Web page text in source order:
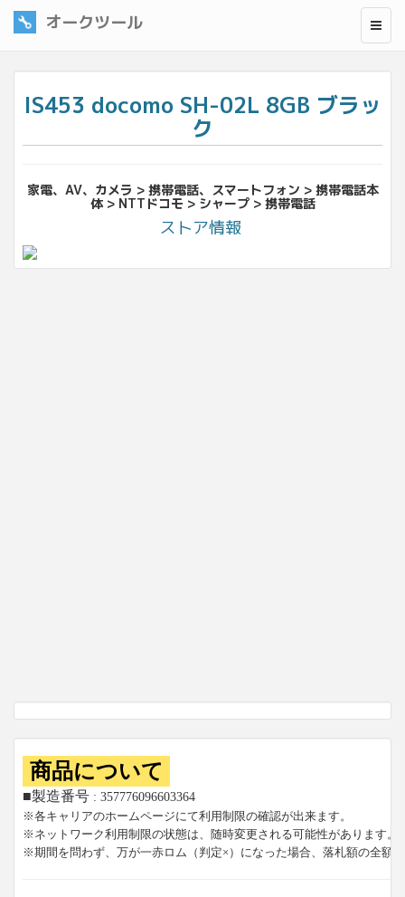
オークツール
IS453 docomo SH-02L 8GB ブラッ
ク
家電、AV、カメラ > 携帯電話、スマートフォン > 携帯電話本
体 > NTTドコモ > シャープ > 携帯電話
ストア情報
商品について
■製造番号 : 357776096603364
※各キャリアのホームページにて利用制限の確認が出来ます。
※ネットワーク利用制限の状態は、随時変更される可能性があります。
※期間を問わず、万が一赤ロム（判定×）になった場合、落札額の全額